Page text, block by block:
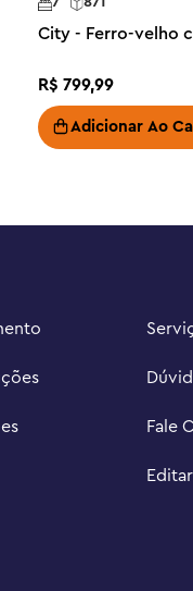
City - Ferro-velho
R$ 799,99
Adicionar Ao
Fale